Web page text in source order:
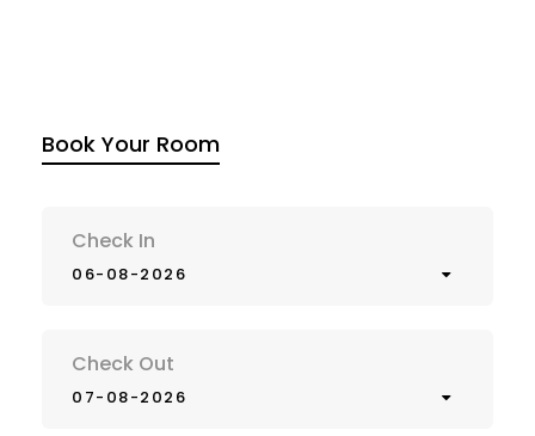
Book Your Room
Check In
06-08-2026
Check Out
07-08-2026